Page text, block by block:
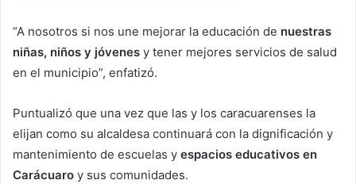
“A nosotros si nos une mejorar la educación de nuestras
niñas, niños y jóvenes y tener mejores servicios de salud
en el municipio”, enfatizó.
Puntualizó que una vez que las y los caracuarenses la
elijan como su alcaldesa continuará con la dignificación y
mantenimiento de escuelas y espacios educativos en
Carácuaro y sus comunidades.